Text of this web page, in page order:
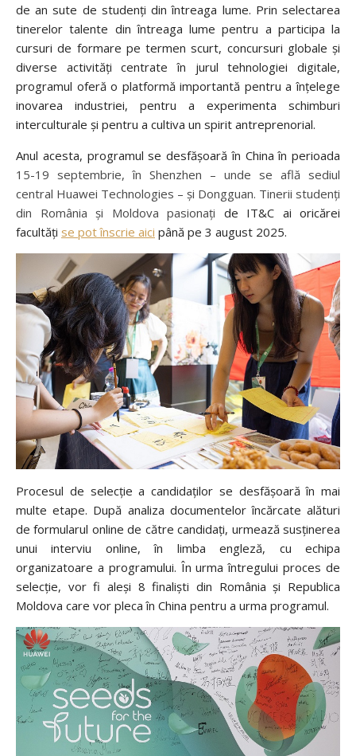
de an sute de studenți din întreaga lume. Prin selectarea
tinerelor talente din întreaga lume pentru a participa la
cursuri de formare pe termen scurt, concursuri globale și
diverse activități centrate în jurul tehnologiei digitale,
programul oferă o platformă importantă pentru a înțelege
inovarea industriei, pentru a experimenta schimburi
interculturale și pentru a cultiva un spirit antreprenorial.
Anul acesta, programul se desfășoară în China în perioada
15-19 septembrie, în Shenzhen – unde se află sediul
central Huawei Technologies – și Dongguan. Tinerii studenți
din România și Moldova pasionați de IT&C ai oricărei
facultăți se pot înscrie aici până pe 3 august 2025.
Procesul de selecție a candidaților se desfășoară în mai
multe etape. După analiza documentelor încărcate alături
de formularul online de către candidați, urmează susținerea
unui interviu online, în limba engleză, cu echipa
organizatoare a programului. În urma întregului proces de
selecție, vor fi aleși 8 finaliști din România și Republica
Moldova care vor pleca în China pentru a urma programul.